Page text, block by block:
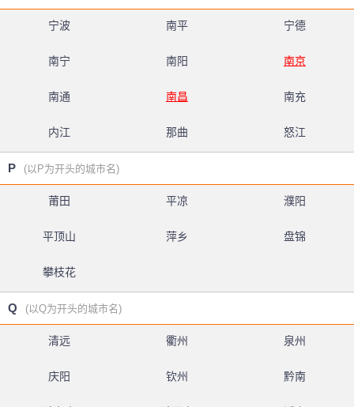
宁波 南平 宁德
南宁 南阳 南京
南通 南昌 南充
内江 那曲 怒江
P (以P为开头的城市名)
莆田 平凉 濮阳
平顶山 萍乡 盘锦
攀枝花
Q (以Q为开头的城市名)
清远 衢州 泉州
庆阳 钦州 黔南